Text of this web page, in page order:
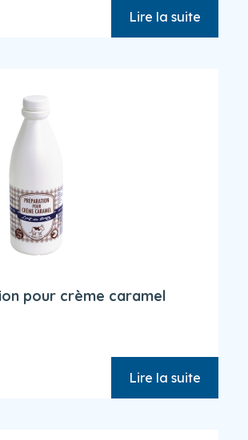
Lire la suite
pour crème caramel
Lire la suite